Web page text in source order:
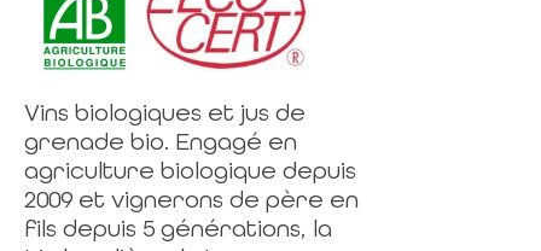
Vins biologiques et jus de
grenade bio. Engagé en
agriculture biologique depuis
2009 et vignerons de père en
fils depuis 5 générations, la